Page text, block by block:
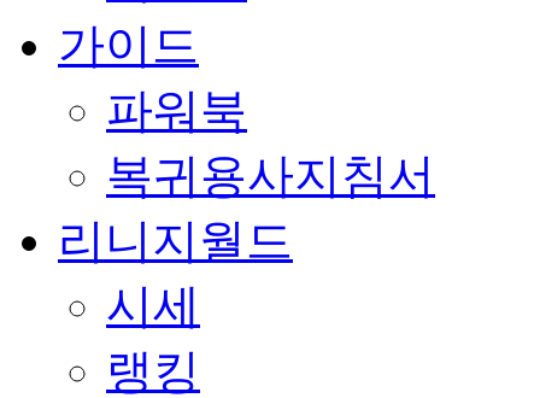
가이드
파워북
복귀용사지침서
리니지월드
시세
랭킹